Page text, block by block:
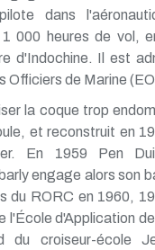
dans
000 heures de vol,
d'Indochine. Il est
Officiers de Marine
la coque trop
et reconstruit en
En 1959 Pen
engage alors son
du RORC en 1960,
l'École d'Application
du croiseur-école